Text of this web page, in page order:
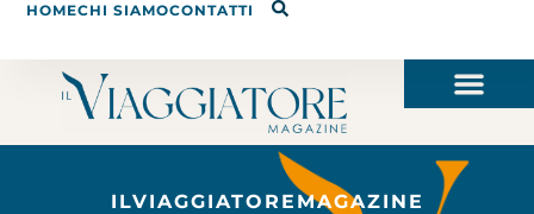
HOMECHI SIAMOCONTATTI
ILVIAGGIATOREMAGAZINE